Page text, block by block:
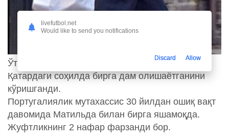
Ўтган йили Моуриньо ва Картер-Робинсонни
Қатардаги соҳилда бирга дам олишаётганини
кўришганди.
Португалиялик мутахассис 30 йилдан ошиқ вақт
давомида Матильда билан бирга яшамоқда.
Жуфтликнинг 2 нафар фарзанди бор.
livefutbol.net
Would like to send you notifications
Discard Allow